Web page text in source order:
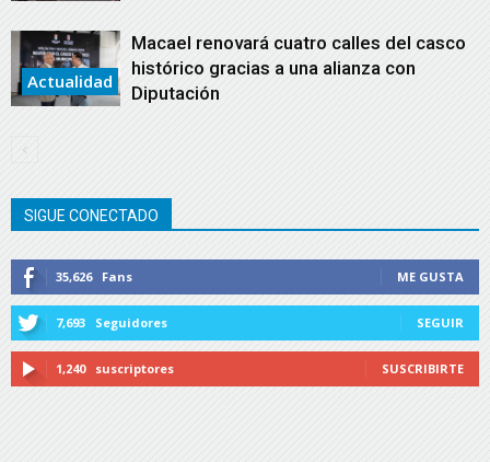
Actualidad
Macael renovará cuatro calles del casco
histórico gracias a una alianza con
Diputación
SIGUE CONECTADO
35,626 Fans ME GUSTA
7,693 Seguidores SEGUIR
1,240 suscriptores SUSCRIBIRTE